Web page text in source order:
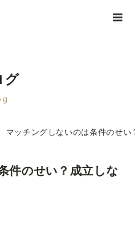
グ
マッチングしないのは条件のせ
件のせい？成立しな